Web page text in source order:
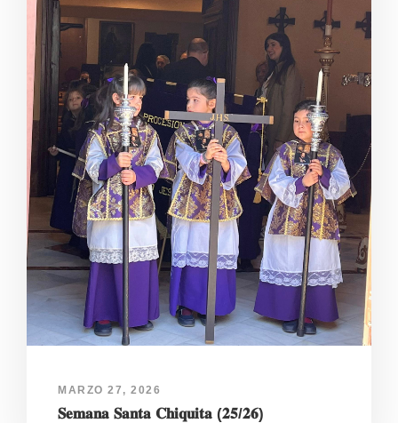
MARZO 27, 2026
𝐒𝐞𝐦𝐚𝐧𝐚 𝐒𝐚𝐧𝐭𝐚 𝐂𝐡𝐢𝐪𝐮𝐢𝐭𝐚 (𝟐𝟓/𝟐𝟔)